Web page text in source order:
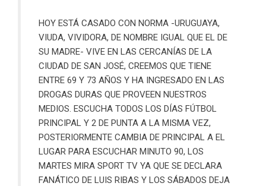
HOY ESTÁ CASADO CON NORMA -URUGUAYA,
VIUDA, VIVIDORA, DE NOMBRE IGUAL QUE EL DE
SU MADRE- VIVE EN LAS CERCANÍAS DE LA
CIUDAD DE SAN JOSÉ, CREEMOS QUE TIENE
ENTRE 69 Y 73 AÑOS Y HA INGRESADO EN LAS
DROGAS DURAS QUE PROVEEN NUESTROS
MEDIOS. ESCUCHA TODOS LOS DÍAS FÚTBOL
PRINCIPAL Y 2 DE PUNTA A LA MISMA VEZ,
POSTERIORMENTE CAMBIA DE PRINCIPAL A EL
LUGAR PARA ESCUCHAR MINUTO 90, LOS
MARTES MIRA SPORT TV YA QUE SE DECLARA
FANÁTICO DE LUIS RIBAS Y LOS SÁBADOS DEJA